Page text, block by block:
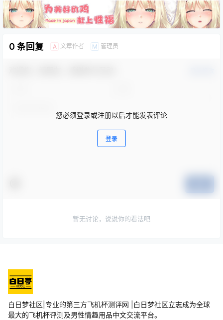
0 条回复 A 文章作者 M 管理员
您必须登录或注册以后才能发表评论
登录
暂无讨论，说说你的看法吧
白日梦社区|专业的第三方飞机杯测评网 |白日梦社区立志成为全球
最大的飞机杯评测及男性情趣用品中文交流平台。